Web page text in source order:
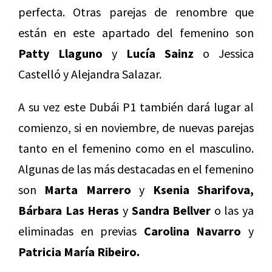
perfecta. Otras parejas de renombre que
están en este apartado del femenino son
Patty Llaguno y Lucía Sainz o Jessica
Castelló y Alejandra Salazar.
A su vez este Dubái P1 también dará lugar al
comienzo, si en noviembre, de nuevas parejas
tanto en el femenino como en el masculino.
Algunas de las más destacadas en el femenino
son Marta Marrero y Ksenia Sharifova,
Bárbara Las Heras y Sandra Bellver o las ya
eliminadas en previas Carolina Navarro y
Patricia María Ribeiro.